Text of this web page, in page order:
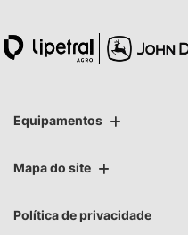
Equipamentos
Mapa do site
Política de privacidade